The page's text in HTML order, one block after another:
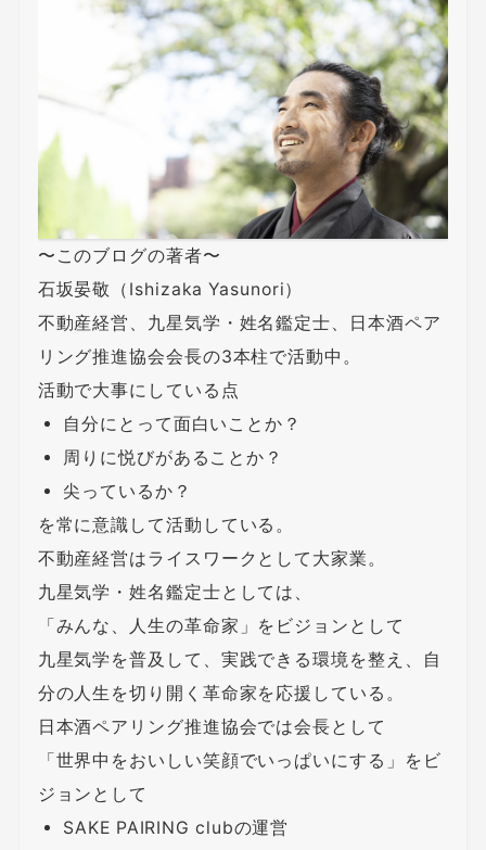
〜このブログの著者〜
石坂晏敬（Ishizaka Yasunori）
不動産経営、九星気学・姓名鑑定士、日本酒ペア
リング推進協会会長の3本柱で活動中。
活動で大事にしている点
自分にとって面白いことか？
周りに悦びがあることか？
尖っているか？
を常に意識して活動している。
不動産経営はライスワークとして大家業。
九星気学・姓名鑑定士としては、
「みんな、人生の革命家」をビジョンとして
九星気学を普及して、実践できる環境を整え、自
分の人生を切り開く革命家を応援している。
日本酒ペアリング推進協会では会長として
「世界中をおいしい笑顔でいっぱいにする」をビ
ジョンとして
SAKE PAIRING clubの運営